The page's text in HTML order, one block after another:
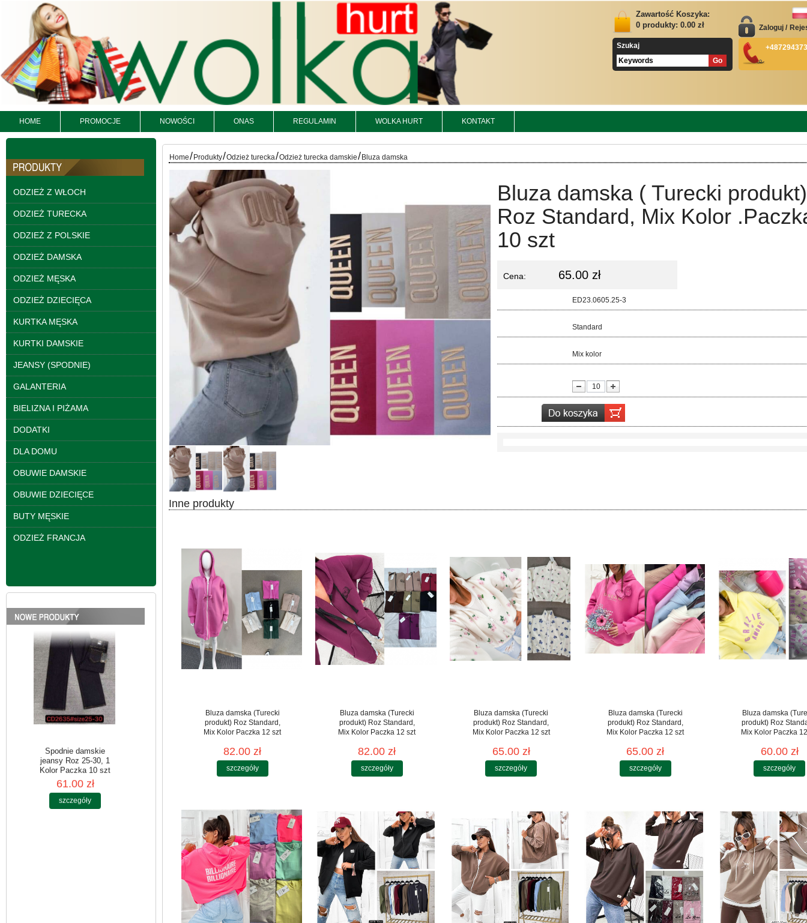
Zawartość Koszyka:
0 produkty: 0.00 zł
Szukaj
Zaloguj /
HOME PROMOCJE NOWOŚCI ONAS REGULAMIN WOLKA HURT KONTAKT
ODZIEŻ Z WŁOCH
ODZIEŻ TURECKA
ODZIEŻ Z POLSKIE
ODZIEŻ DAMSKA
ODZIEŻ MĘSKA
ODZIEŻ DZIECIĘCA
KURTKA MĘSKA
KURTKI DAMSKIE
JEANSY (SPODNIE)
GALANTERIA
BIELIZNA I PIŻAMA
DODATKI
DLA DOMU
OBUWIE DAMSKIE
OBUWIE DZIECIĘCE
BUTY MĘSKIE
ODZIEŻ FRANCJA
Spodnie damskie
jeansy Roz 25-30, 1
Kolor Paczka 10 szt
61.00 zł
szczegóły
Spodnie damskie
Kolor Paczka 10 szt
61.00 zł
szczegóły
Spodnie damskie
jeansy Roz 25-30, 1
Kolor Paczka 10 szt
Home/ Produkty/Odzież turecka/Odzież turecka damskie/ Bluza damska
Bluza damska ( Turecki produkt)
Roz Standard, Mix Kolor
10 szt
Cena: 65.00 zł
ED23.0605.25-3
Standard
Mix kolor
Inne produkty
Bluza damska (Turecki
produkt) Roz Standard,
Mix Kolor Paczka 12 szt
82.00 zł
szczegóły
Bluza damska (Turecki
produkt) Roz Standard,
Mix Kolor Paczka 12 szt
82.00 zł
szczegóły
Bluza damska (Turecki
produkt) Roz Standard,
Mix Kolor Paczka 12 szt
65.00 zł
szczegóły
Bluza damska (Turecki
produkt) Roz Standard,
Mix Kolor Paczka 12 szt
65.00 zł
szczegóły
Bluza damska
produkt) Roz
Mix Kolor Paczka
60.00 zł
szczegóły